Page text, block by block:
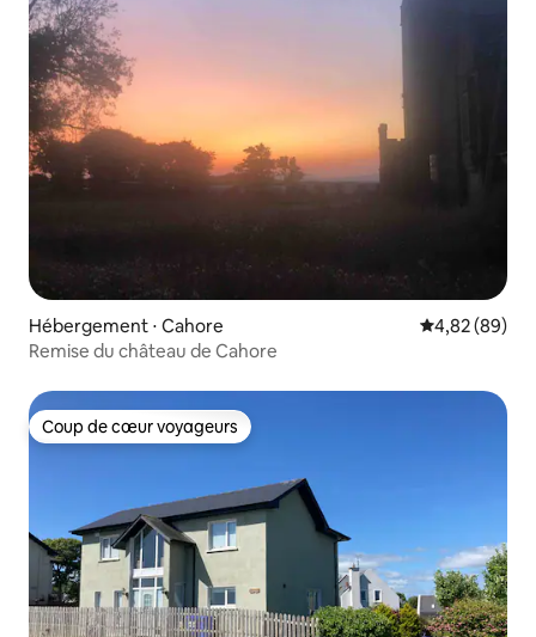
Hébergement ⋅ Cahore Évaluation
4,82 (89)
Remise du château de Cahore
Coup de cœur voyageurs
Coup de cœur voyageurs